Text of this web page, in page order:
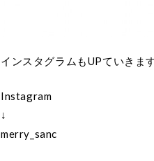
インスタグラムもUPていきま
Instagram
↓
merry_sanc